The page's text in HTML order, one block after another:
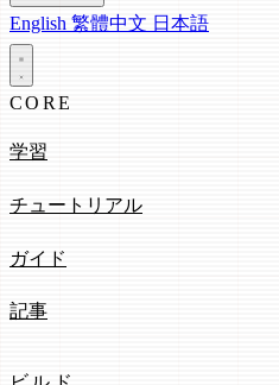
English 繁體中文 日本語
CORE
学習
チュートリアル
ガイド
記事